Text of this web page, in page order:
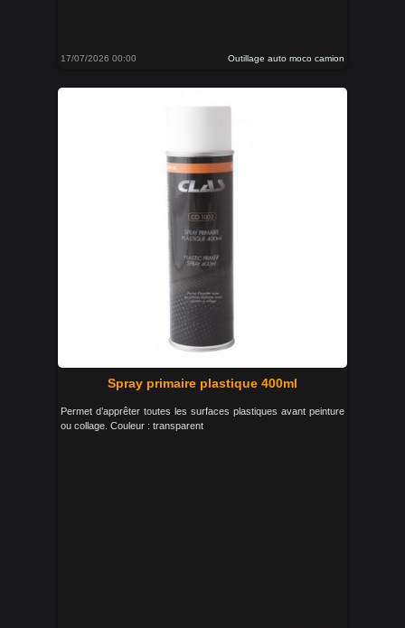
17/07/2026 00:00 Outillage auto moco camion
Spray primaire plastique 400ml
Permet d’apprêter toutes les surfaces plastiques avant peinture
ou collage. Couleur : transparent